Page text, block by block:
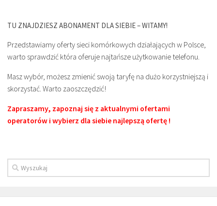
TU ZNAJDZIESZ ABONAMENT DLA SIEBIE – WITAMY!
Przedstawiamy oferty sieci komórkowych działających w Polsce,
warto sprawdzić która oferuje najtańsze użytkowanie telefonu.
Masz wybór, możesz zmienić swoją taryfę na dużo korzystniejszą i
skorzystać. Warto zaoszczędzić!
Zapraszamy, zapoznaj się z aktualnymi ofertami
operatorów i wybierz dla siebie najlepszą ofertę !